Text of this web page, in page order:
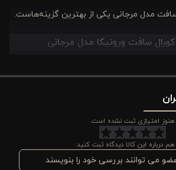
مدل مرجانی یکی از بهترین گزینه‌هاست.
سافت ورونیکا مدل مرجانی
در این بالش بافتی مخملی و گرم دارد که
دریایی طراحی شده است. این ویژگی نه‌تنها
بلکه حس بسیار دلپذیری هنگام تماس با
هنوز امتیازی ثبت نشده است.
درباره این کالا دیدگاه ثبت کنید
عضو می توانند بررسی خود را بنویسند